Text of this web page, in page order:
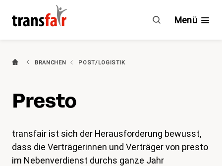
Branchen(aktiv)
Engagement
Über transfair
Mitgliedervorteile
Menü
BRANCHEN POST/LOGISTIK
Presto
transfair ist sich der Herausforderung bewusst,
dass die Verträgerinnen und Verträger von presto
im Nebenverdienst durchs ganze Jahr